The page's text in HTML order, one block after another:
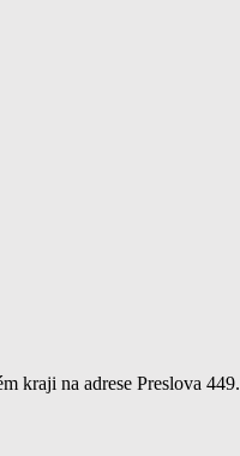
kraji na adrese Preslova 449.